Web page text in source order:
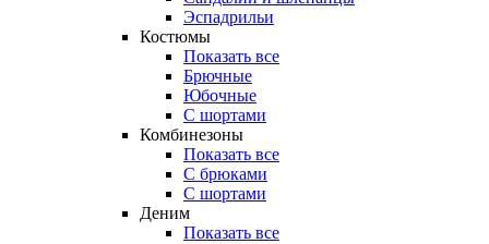
Эспадрильи
Костюмы
Показать все
Брючные
Юбочные
С шортами
Комбинезоны
Показать все
С брюками
С шортами
Деним
Показать все